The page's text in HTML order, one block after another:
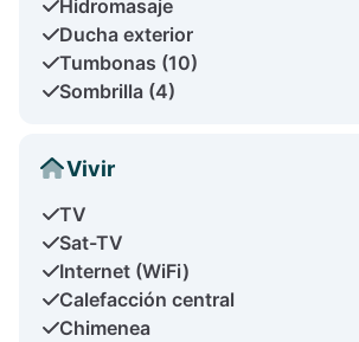
Hidromasaje
Ducha exterior
Tumbonas (10)
Sombrilla (4)
Vivir
TV
Sat-TV
Internet (WiFi)
Calefacción central
Chimenea